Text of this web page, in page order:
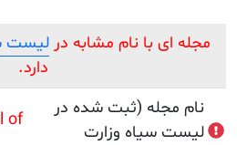
با نام مشابه در لیست سیاه
Journal of
(ثبت شده در
وزارت